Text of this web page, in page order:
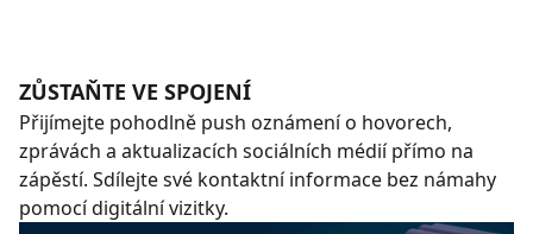
ZŮSTAŇTE VE SPOJENÍ
Přijímejte pohodlně push oznámení o hovorech,
zprávách a aktualizacích sociálních médií přímo na
zápěstí. Sdílejte své kontaktní informace bez námahy
pomocí digitální vizitky.